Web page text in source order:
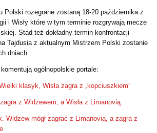
Polski rozegrane zostaną 18-20 października z
i Wisły które w tym terminie rozgrywają mecze
Stąd też dokładny termin konfrontacji
Tajdusia z aktualnym Mistrzem Polski zostanie
dniach.
ogólnopolskie portale:
klasyk, Wisła zagra z „kopciuszkiem”
z Widzewem, a Wisła z Limanovią
Widzew mógł zagrać z Limanovią, a zagra z